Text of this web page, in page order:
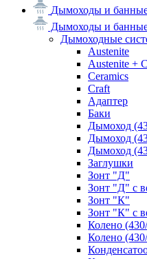
Дымоходы и
Дымоходы и
Дымоходные
Austenite
Austenite +
Ceramics
Craft
Адаптер
Баки
Дымоход
Дымоход
Дымоход
Заглушки
Зонт "Д"
Зонт "Д" с
Зонт "К"
Зонт "К" с
Колено
Колено